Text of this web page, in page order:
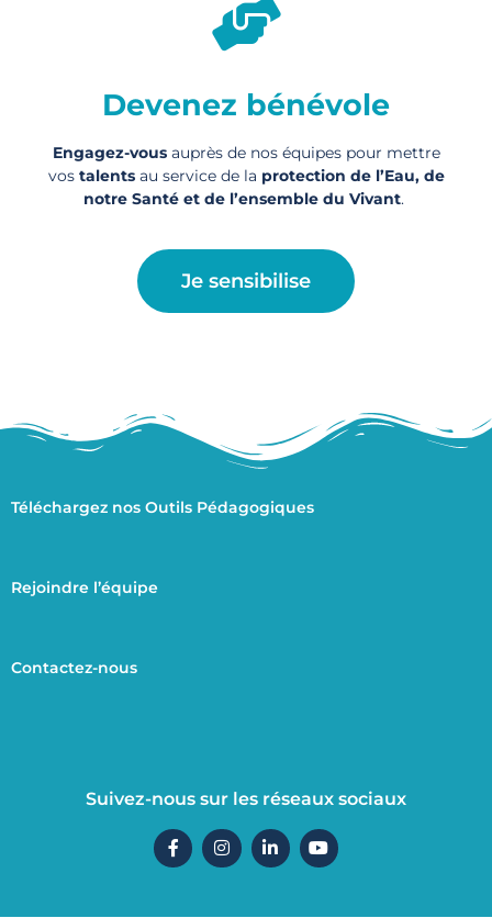
Devenez bénévole
Engagez-vousauprès de nos équipes pour mettre
vos talentsau service de la protection de l’Eau, de
notre Santé et de l’ensemble du Vivant.
Je sensibilise
Téléchargez nos Outils Pédagogiques
Rejoindre l’équipe
Contactez-nous
Suivez-nous sur les réseaux sociaux
F
a
c
I
n
s
L
i
n
Y
o
u